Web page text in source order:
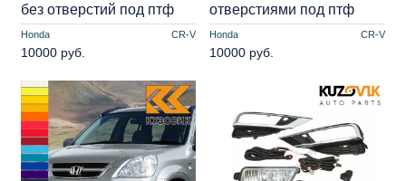
Honda CR-V
без отверстий под птф
10000 руб.
Honda CR-V
отверстиями под птф
10000 руб.